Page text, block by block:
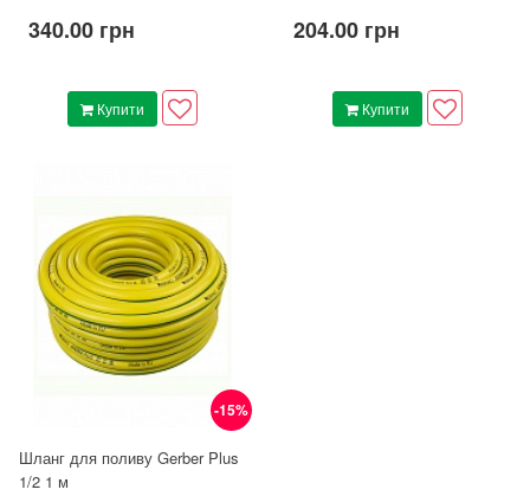
340.00 грн
Купити
204.00 грн
Купити
-15%
Шланг для поливу Gerber Plus
1/2 1 м